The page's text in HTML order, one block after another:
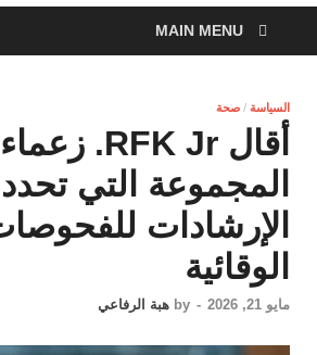
MAIN MENU
السياسة / صحة
أقال RFK Jr. زعماء
المجموعة التي تحدد
الإرشادات
الوقائية
مايو 21, 2026 -
by هبة الرفاعي